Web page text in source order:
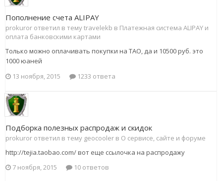
Пополнение счета ALIPAY
prokuror ответил в тему travelekb в Платежная система ALIPAY и
оплата банковскими картами
Только можно оплачивать покупки на ТАО, да и 10500 руб. это
1000 юаней
13 ноября, 2015
1233 ответа
Подборка полезных распродаж и скидок
prokuror ответил в тему geocooler в О сервисе, сайте и форуме
http://tejia.taobao.com/ вот еще ссылочка на распродажу
7 ноября, 2015
10 ответов